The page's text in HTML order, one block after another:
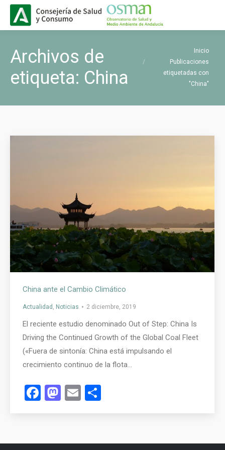
Archivos de
etiqueta: China
Inicio
Publicaciones
etiquetadas con
"China"
China ante el Cambio Climático
Actualidad Noticias 2 diciembre, 2019
El reciente estudio denominado Out of Step: China Is
Driving the Continued Growth of the Global Coal Fleet
(«Fuera de sintonía: China está impulsando el
crecimiento continuo de la flota…
Facebook
Mastodon
Email